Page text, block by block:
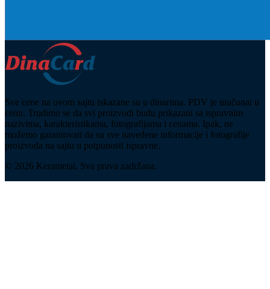
Sve cene na ovom sajtu iskazane su u dinarima. PDV je uračunat u
cenu. Trudimo se da svi proizvodi budu prikazani sa ispravnim
nazivima, karakteristikama, fotografijama i cenama. Ipak, ne
možemo garantovati da su sve navedene informacije i fotografije
proizvoda na sajtu u potpunosti ispravne.
© 2026 Kerametal. Sva prava zadržana.